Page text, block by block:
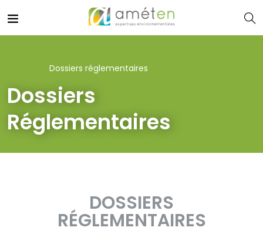
Dossiers réglementaires
Dossiers
Réglementaires
DOSSIERS
RÉGLEMENTAIRES